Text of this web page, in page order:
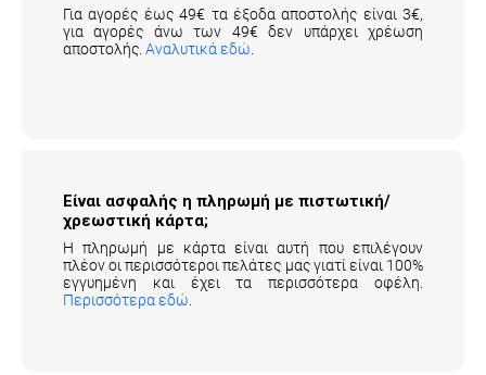
Για αγορές έως 49€ τα έξοδα αποστολής είναι 3€,
για αγορές άνω των 49€ δεν υπάρχει χρέωση
αποστολής. Αναλυτικά εδώ
Είναι ασφαλής η πληρωμή με πιστωτική/
χρεωστική κάρτα;
Η πληρωμή με κάρτα είναι αυτή που επιλέγουν
πλέον οι περισσότεροι πελάτες μας γιατί είναι 100%
εγγυημένη και έχει τα περισσότερα οφέλη.
Περισσότερα εδώ